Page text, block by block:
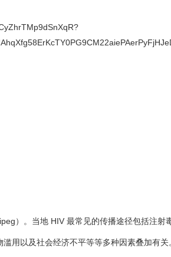
）。当地 HIV 最常见的传播途径包括注射
用以及社会经济不平等等多种因素叠加有关